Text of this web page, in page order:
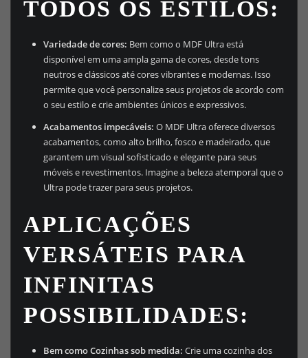
TODOS OS ESTILOS:
Variedade de cores: Bem como o MDF Ultra está
disponível em uma ampla gama de cores, desde tons
neutros e clássicos até cores vibrantes e modernas. Isso
permite que você personalize seus projetos de acordo com
o seu estilo e crie ambientes únicos e expressivos.
Acabamentos impecáveis: O MDF Ultra oferece diversos
acabamentos, como alto brilho, fosco e madeirado, que
garantem um visual sofisticado e elegante para seus
móveis e revestimentos. Imagine a beleza atemporal que o
Ultra pode trazer para seus projetos.
APLICAÇÕES
VERSÁTEIS PARA
INFINITAS
POSSIBILIDADES:
Bem comoCozinhas sob medida: Crie uma cozinha dos